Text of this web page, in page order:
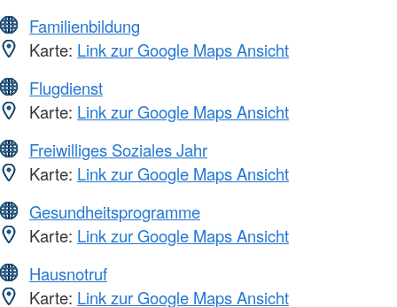
Familienbildung
Karte: Link zur Google Maps Ansicht
Flugdienst
Karte: Link zur Google Maps Ansicht
Freiwilliges Soziales Jahr
Karte: Link zur Google Maps Ansicht
Gesundheitsprogramme
Karte: Link zur Google Maps Ansicht
Hausnotruf
Karte: Link zur Google Maps Ansicht